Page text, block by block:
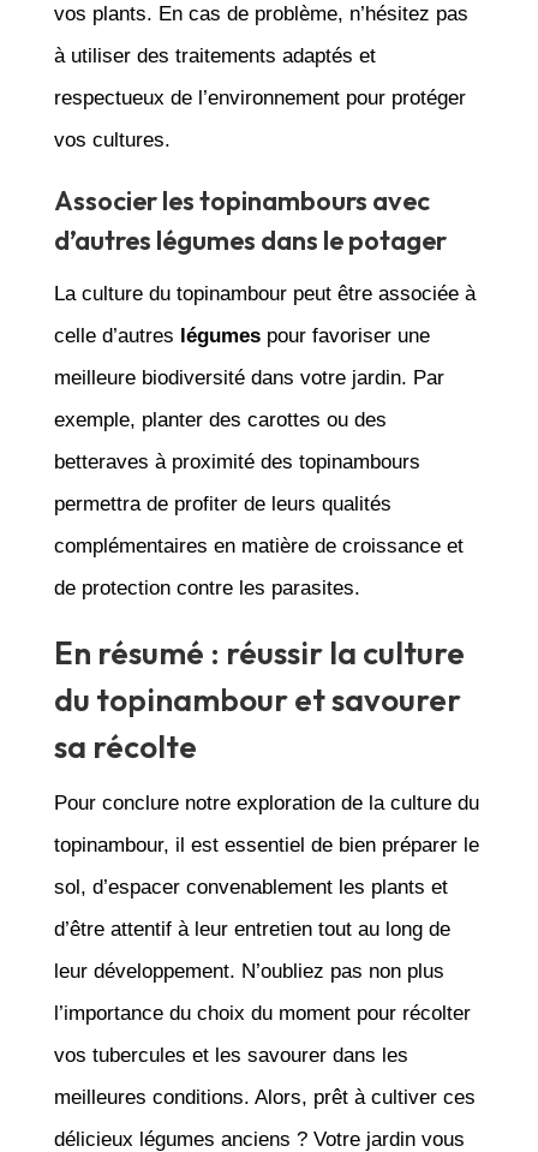
vos plants. En cas de problème, n’hésitez pas
à utiliser des traitements adaptés et
respectueux de l’environnement pour protéger
vos cultures.
Associer les topinambours avec
d’autres légumes dans le potager
La culture du topinambour peut être associée à
celle d’autres légumespour favoriser une
meilleure biodiversité dans votre jardin. Par
exemple, planter des carottes ou des
betteraves à proximité des topinambours
permettra de profiter de leurs qualités
complémentaires en matière de croissance et
de protection contre les parasites.
En résumé : réussir la culture
du topinambour et savourer
sa récolte
Pour conclure notre exploration de la culture du
topinambour, il est essentiel de bien préparer le
sol, d’espacer convenablement les plants et
d’être attentif à leur entretien tout au long de
leur développement. N’oubliez pas non plus
l’importance du choix du moment pour récolter
vos tubercules et les savourer dans les
meilleures conditions. Alors, prêt à cultiver ces
délicieux légumes anciens ? Votre jardin vous